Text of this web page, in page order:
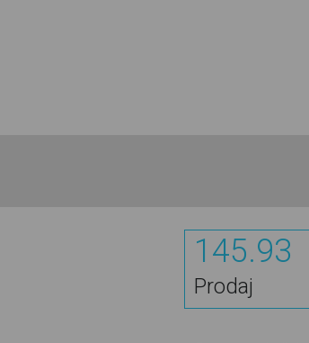
145.93
Prodaj